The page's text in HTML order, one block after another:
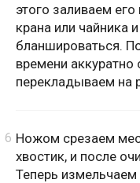
этого заливаем
крана или чайника
бланшироваться.
времени
перекладываем на
Ножом срезаем
хвостик, и после
Теперь